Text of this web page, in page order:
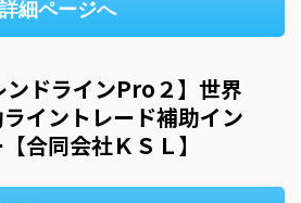
詳細ページへ
ンドラインPro２】世界
イントレード補助イン
合同会社ＫＳＬ】